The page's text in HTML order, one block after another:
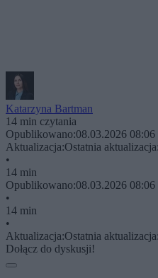
Katarzyna Bartman
14 min czytania
Opublikowano:08.03.2026 08:06
Aktualizacja:Ostatnia aktualizacja:
•
14 min
Opublikowano:08.03.2026 08:06
•
14 min
•
Aktualizacja:Ostatnia aktualizacja:
Dołącz do dyskusji!